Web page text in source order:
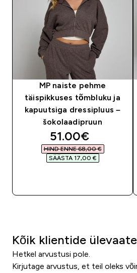
MP naiste pehme
täispikkuses tõmbluku ja
kapuutsiga dressipluus –
šokolaadipruun
discounted price
51.00€‎
HIND ENNE 68,00 €‎
SÄÄSTA 17,00 €‎
Kõik klientide
Hetkel arvustusi pole.
Kirjutage arvustus, et teil oleks